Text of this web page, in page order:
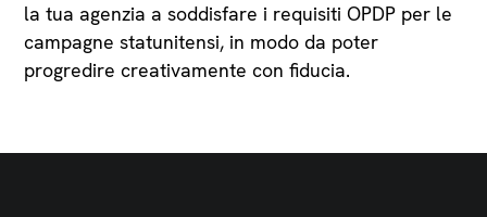
la tua agenzia a soddisfare i requisiti OPDP per le
campagne statunitensi, in modo da poter
progredire creativamente con fiducia.